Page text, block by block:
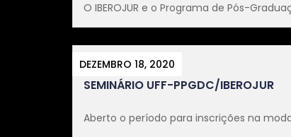
O IBEROJUR e o Programa de Pós-
DEZEMBRO 18, 2020
SEMINÁRIO UFF-PPGDC/IBEROJUR
Aberto o período para inscrições na